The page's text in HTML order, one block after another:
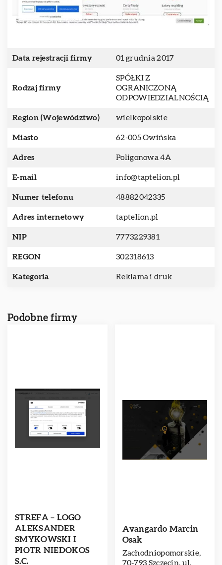
Data rejestracji firmy 01 grudnia 2017
Rodzaj firmy
SPÓŁKI Z
OGRANICZONĄ
ODPOWIEDZIALNOŚCIĄ
Region (Województwo) wielkopolskie
Miasto 62-005 Owińska
Adres Poligonowa 4A
E-mail info@taptelion.pl
Numer telefonu 48882042335
Adres internetowy taptelion.pl
NIP 7773229381
REGON 302318613
Kategoria Reklama i druk
Podobne firmy
STREFA – LOGO
ALEKSANDER
SMYKOWSKI I
PIOTR NIEDOKOS
S.C.
Avangardo Marcin
Osak
Zachodniopomorskie,
70-793 Szczecin, ul.